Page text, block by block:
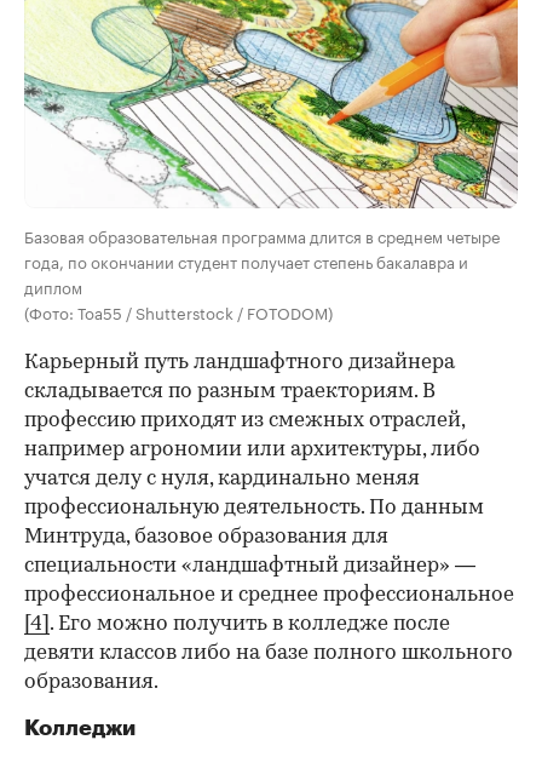
Базовая образовательная программа длится в среднем четыре
года, по окончании студент получает степень бакалавра и
диплом
(Фото: Toa55 / Shutterstock / FOTODOM)
Карьерный путь ландшафтного дизайнера
складывается по разным траекториям. В
профессию приходят из смежных отраслей,
например агрономии или архитектуры, либо
учатся делу с нуля, кардинально меняя
профессиональную деятельность. По данным
Минтруда, базовое образования для
специальности «ландшафтный дизайнер» —
профессиональное и среднее профессиональное
[4] . Его можно получить в колледже после
девяти классов либо на базе полного школьного
образования.
Колледжи